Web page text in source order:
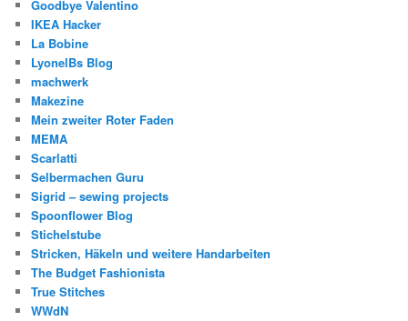
Goodbye Valentino
IKEA Hacker
La Bobine
LyonelBs Blog
machwerk
Makezine
Mein zweiter Roter Faden
MEMA
Scarlatti
Selbermachen Guru
Sigrid – sewing projects
Spoonflower Blog
Stichelstube
Stricken, Häkeln und weitere Handarbeiten
The Budget Fashionista
True Stitches
WWdN